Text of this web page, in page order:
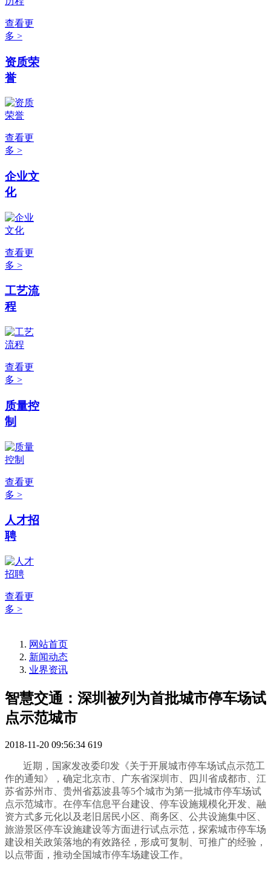
查看更
多 >
资质荣
誉
查看更
多 >
企业文
化
查看更
多 >
工艺流
程
查看更
多 >
质量控
制
查看更
多 >
人才招
聘
查看更
多 >
网站首页
新闻动态
业界资讯
智慧交通：深圳被列为首批城市停车场试
点示范城市
2018-11-20 09:56:34 619
近期，国家发改委印发《关于开展城市停车场试点示范工
作的通知》，确定北京市、广东省深圳市、四川省成都市、江
苏省苏州市、贵州省荔波县等5个城市为第一批城市停车场试
点示范城市。在停车信息平台建设、停车设施规模化开发、融
资方式多元化以及老旧居民小区、商务区、公共设施集中区、
旅游景区停车设施建设等方面进行试点示范，探索城市停车场
建设相关政策落地的有效路径，形成可复制、可推广的经验，
以点带面，推动全国城市停车场建设工作。